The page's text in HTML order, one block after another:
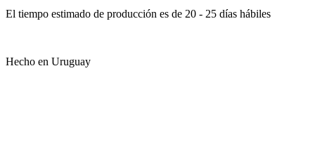
El tiempo estimado de producción es de 20 - 25 días hábiles
Hecho en Uruguay